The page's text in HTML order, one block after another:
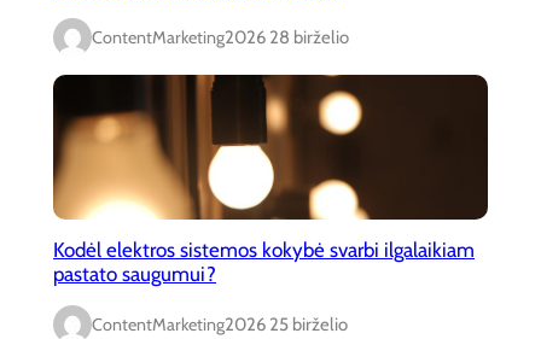
ContentMarketing2026 28 birželio
Kodėl elektros sistemos kokybė svarbi ilgalaikiam
pastato saugumui?
ContentMarketing2026 25 birželio